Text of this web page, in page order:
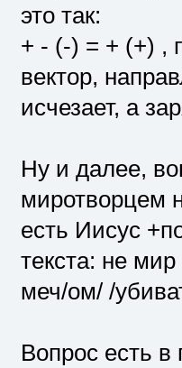
это так:
+ - (-) = + (+) ,
вектор,
исчезает, а
Ну и далее,
миротворцем
есть Иисус
текста: не
меч/ом/ /
Вопрос есть